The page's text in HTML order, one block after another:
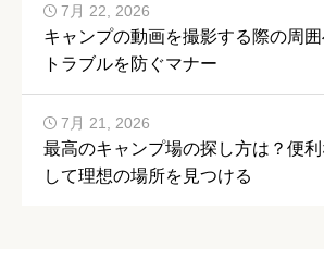
キャンプの動画を撮影する際の周
トラブルを防ぐマナー
7月 22, 2026
最高のキャンプ場の探し方は？便
して理想の場所を見つける
7月 21, 2026